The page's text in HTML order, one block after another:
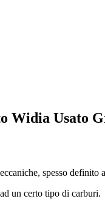
Widia Usato
spesso definito
un certo tipo di carburi.